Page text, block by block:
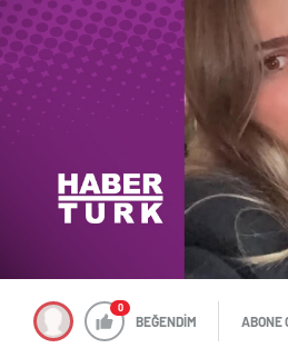
0
BEĞENDİM ABONE